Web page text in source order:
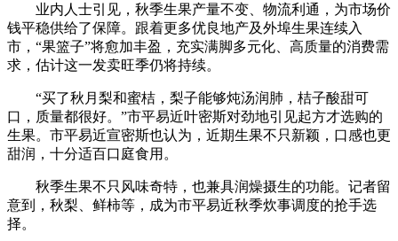
业内人士引见，秋季生果产量不变、物流利通，为市场价
钱平稳供给了保障。跟着更多优良地产及外埠生果连续入
市，“果篮子”将愈加丰盈，充实满脚多元化、高质量的消费需
求，估计这一发卖旺季仍将持续。
“买了秋月梨和蜜桔，梨子能够炖汤润肺，桔子酸甜可
口，质量都很好。”市平易近叶密斯对劲地引见起方才选购的
生果。市平易近宣密斯也认为，近期生果不只新颖，口感也更
甜润，十分适百口庭食用。
秋季生果不只风味奇特，也兼具润燥摄生的功能。记者留
意到，秋梨、鲜柿等，成为市平易近秋季炊事调度的抢手选
择。